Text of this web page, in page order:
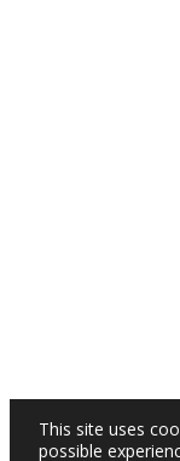
This site uses
possible